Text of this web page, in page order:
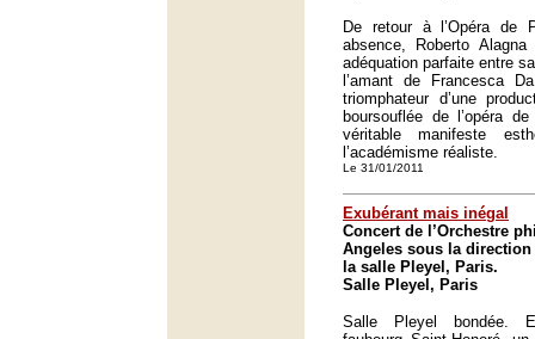
De retour à l’Opéra de
absence, Roberto
adéquation parfaite entre
l’amant de Francesca
triomphateur d’une
boursouflée de l’opéra
véritable manifeste
l’académisme réaliste.
Le 31/01/2011
Exubérant mais inégal
Concert de l’Orchestre
Angeles sous la direction
la salle Pleyel, Paris.
Salle Pleyel, Paris
Salle Pleyel bondée.